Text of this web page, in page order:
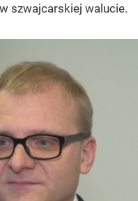
szwajcarskiej walucie.